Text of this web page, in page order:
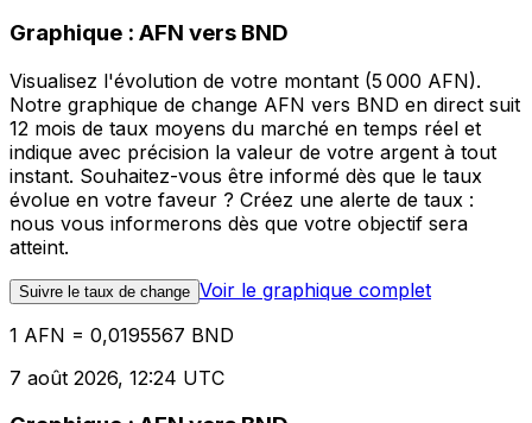
Graphique : AFN vers BND
Visualisez l'évolution de votre montant (5 000 AFN).
Notre graphique de change AFN vers BND en direct suit
12 mois de taux moyens du marché en temps réel et
indique avec précision la valeur de votre argent à tout
instant. Souhaitez-vous être informé dès que le taux
évolue en votre faveur ? Créez une alerte de taux :
nous vous informerons dès que votre objectif sera
atteint.
Suivre le taux de change Voir le graphique complet
1 AFN = 0,0195567 BND
7 août 2026, 12:24 UTC